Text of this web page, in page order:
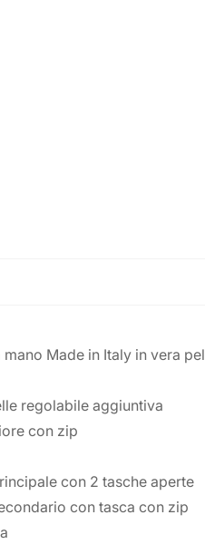
mano Made in Italy in vera
regolabile aggiuntiva
con zip
con 2 tasche aperte
con tasca con zip